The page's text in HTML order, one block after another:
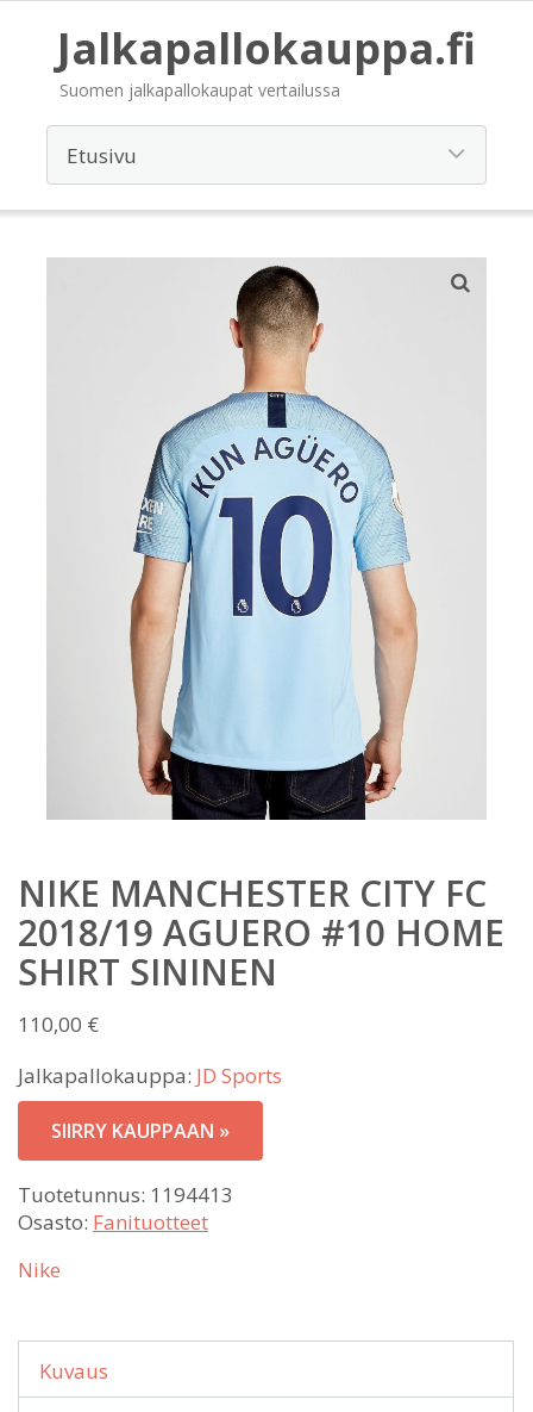
Jalkapallokauppa.fi
Suomen jalkapallokaupat vertailussa
NIKE MANCHESTER CITY FC
2018/19 AGUERO #10 HOME
SHIRT SININEN
110,00 €
Jalkapallokauppa: JD Sports
SIIRRY KAUPPAAN »
Tuotetunnus: 1194413
Osasto: Fanituotteet
Nike
Kuvaus